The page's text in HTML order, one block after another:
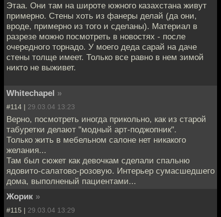
Этаа. Они там на широте южного казахстана живут
примерно. Стены хоть из фанеры делай (да они,
вроде, примерно из того и сделаны). Материал в
разрезе можно посмотреть в новостях - после
очередного торнадо. У моего деда сарай на даче
стены толще имеет. Только все равно в нем зимой
никто не выживет.
Whitechapel »
#114 | 29.03.04 13:23
Верно, посмотреть иногда прикольно, как из старой
табуретки делают "модный арт-поджопник".
Только жить в мебельном салоне нет никакого
желания...
Там был сюжет как девочкам сделали спальню
ядовито-салатово-розовую. Интерьер сумасшедшего
дома, выполненый пациентами...
Жорик »
#115 | 29.03.04 13:29